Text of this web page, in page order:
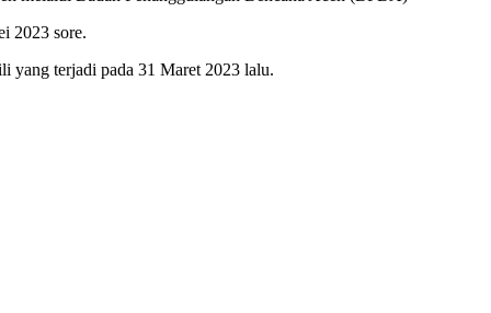
2023 sore.
yang terjadi pada 31 Maret 2023 lalu.